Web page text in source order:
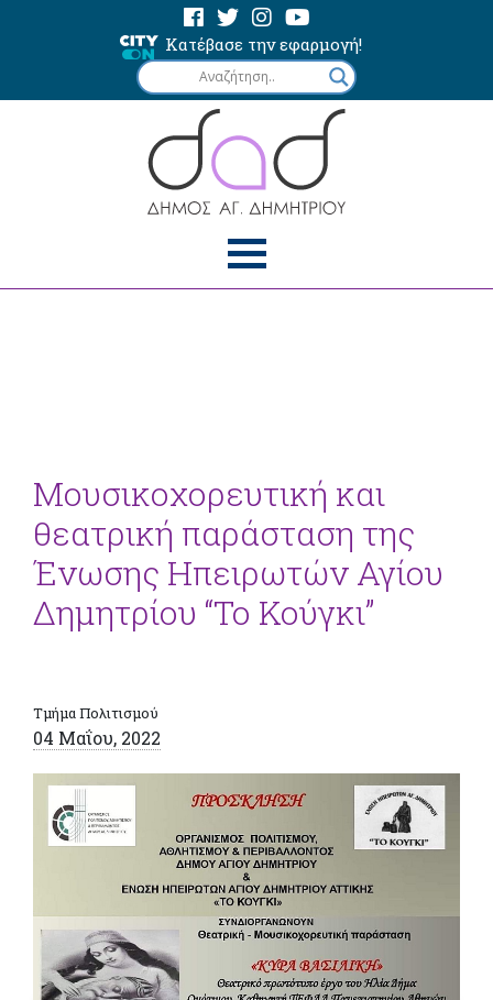
Κατέβασε την εφαρμογή!
Μουσικοχορευτική και
θεατρική παράσταση της
Ένωσης Ηπειρωτών Αγίου
Δημητρίου “Το Κούγκι”
Τμήμα Πολιτισμού
04 Μαΐου, 2022